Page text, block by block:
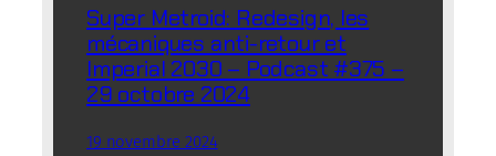
Super Metroid: Redesign, les
mécaniques anti-retour et
Imperial 2030 – Podcast #375 –
29 octobre 2024
19 novembre 2024